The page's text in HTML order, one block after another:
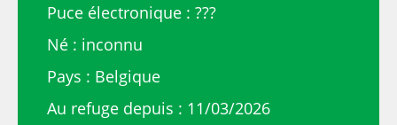
Puce électronique : ???
Né : inconnu
Pays : Belgique
Au refuge depuis : 11/03/2026